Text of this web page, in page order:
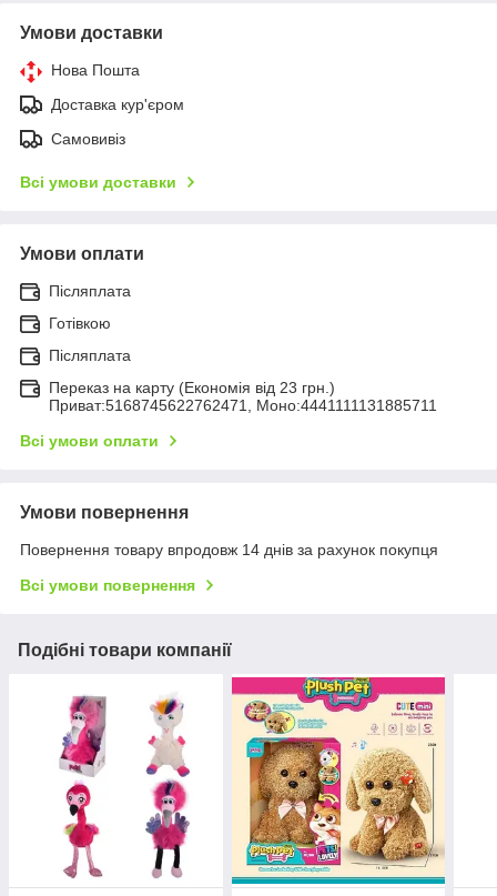
Умови доставки
Нова Пошта
Доставка кур'єром
Самовивіз
Всі умови доставки
Умови оплати
Післяплата
Готівкою
Післяплата
Переказ на карту (Економія від 23 грн.)
Приват:5168745622762471, Моно:4441111131885711
Всі умови оплати
Умови повернення
Повернення товару впродовж 14 днів за рахунок покупця
Всі умови повернення
Подібні товари компанії